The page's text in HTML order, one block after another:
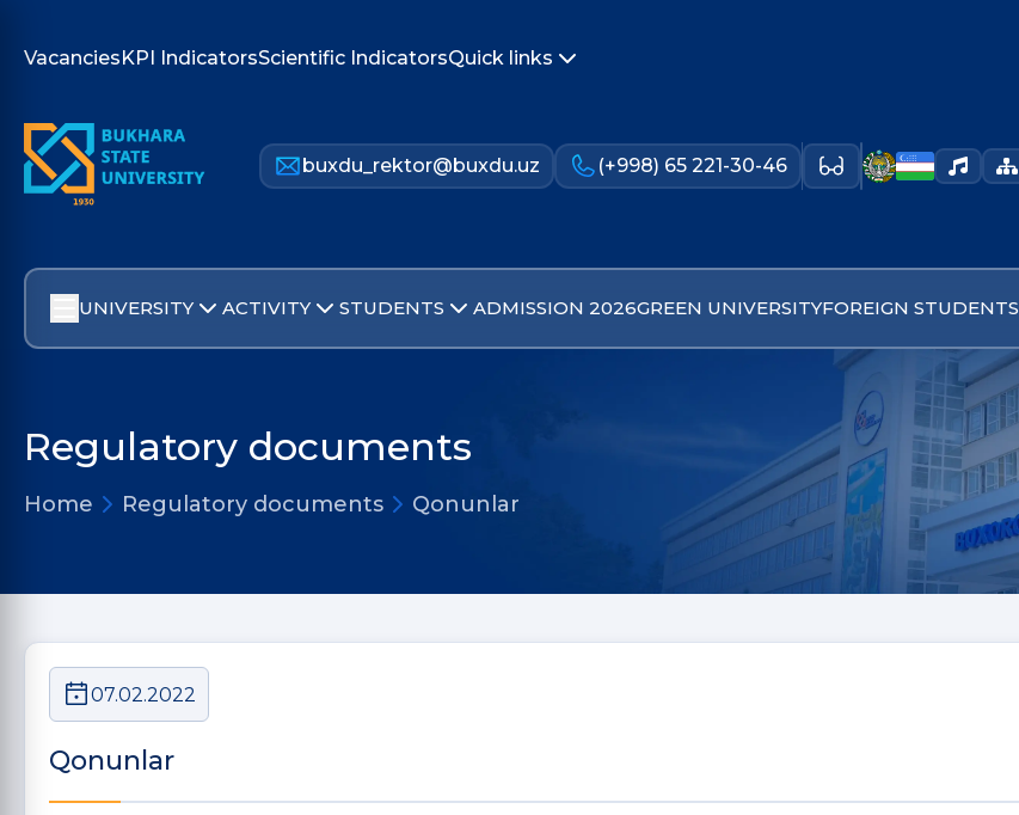
VacanciesKPI IndicatorsScientific IndicatorsQuick links
buxdu_rektor@buxdu.uz (+998) 65 221-30-46
UNIVERSITY ACTIVITY STUDENTS ADMISSION 2026GREEN UNIVERSITYFOREIGN STUDENTS
Regulatory documents
Home Regulatory documents Qonunlar
07.02.2022
Qonunlar